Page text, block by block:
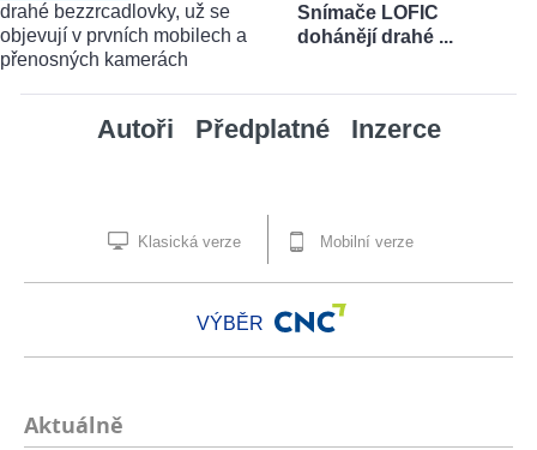
Snímače LOFIC
dohánějí drahé ...
Autoři Předplatné Inzerce
Klasická verze Mobilní verze
VÝBĚR
Aktuálně